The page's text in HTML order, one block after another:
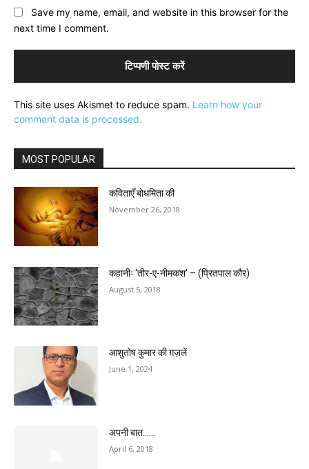
Save my name, email, and website in this browser for the
next time I comment.
This site uses Akismet to reduce spam. Learn how your
comment data is processed.
MOST POPULAR
कविताएँ बोधमिता की
November 26, 2018
कहानीः ‘तीर-ए-नीमकश’ – (प्रितपाल कौर)
August 5, 2018
आशुतोष कुमार की ग़ज़लें
June 1, 2024
अपनी बात……
April 6, 2018